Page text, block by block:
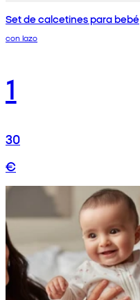
Set de calcetines para bebé
con lazo
1
30
€